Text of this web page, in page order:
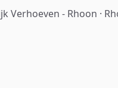
Verhoeven - Rhoon ·